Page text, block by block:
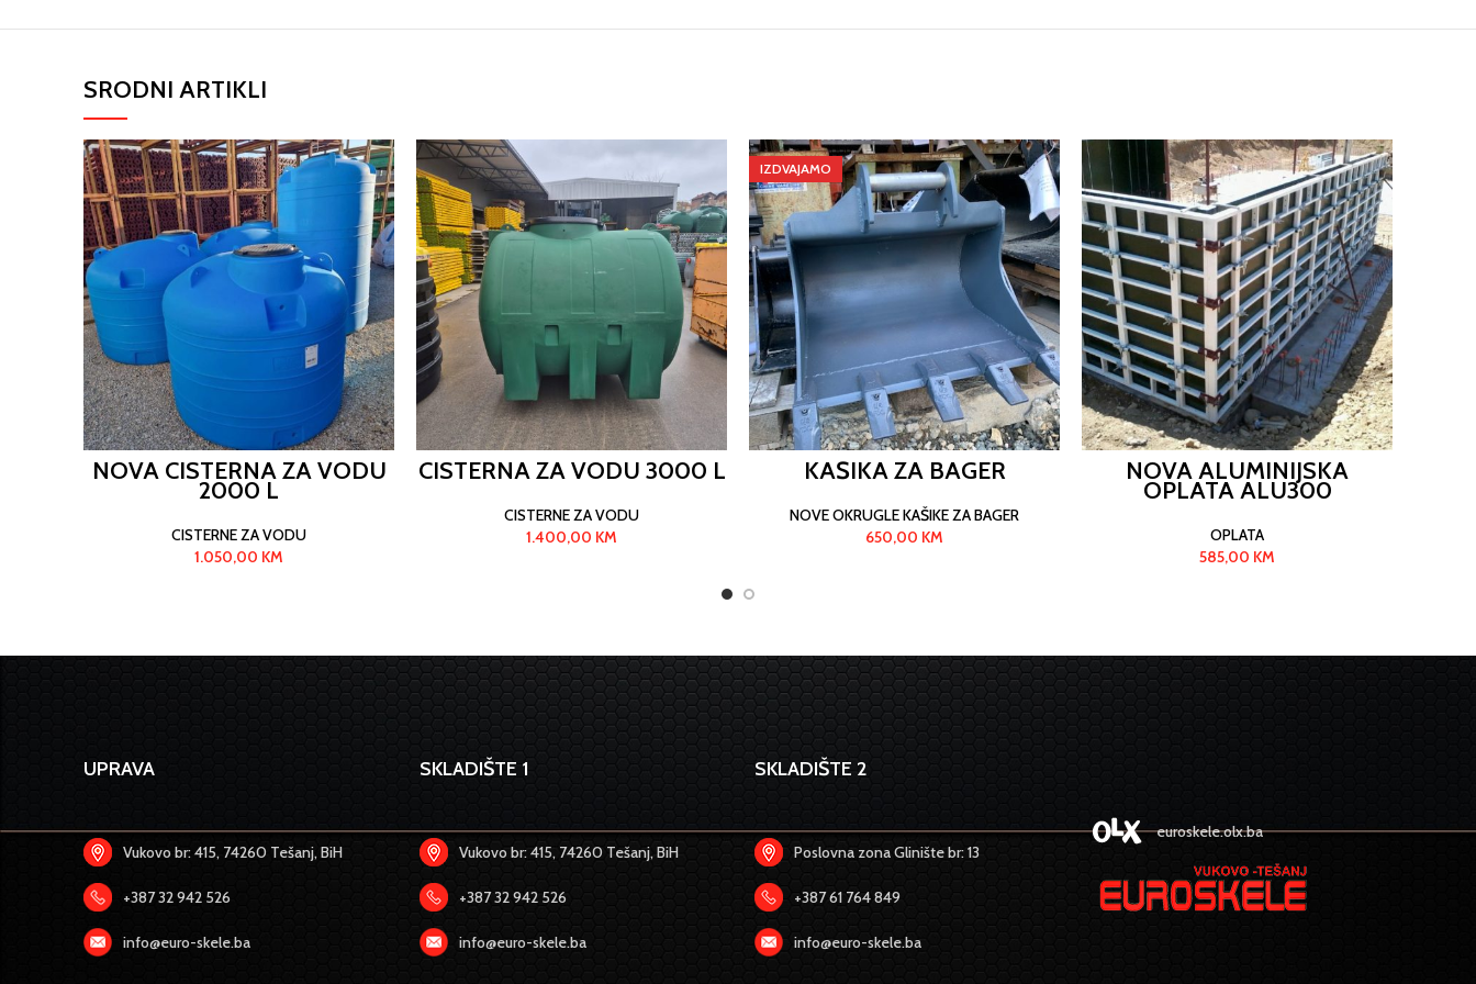
SRODNI ARTIKLI
NOVA CISTERNA ZA VODU
2000 L
CISTERNE ZA VODU
1.050,00 KM
CISTERNA ZA VODU 3000 L
CISTERNE ZA VODU
1.400,00 KM
IZDVAJAMO
KAŠIKA ZA BAGER
NOVE OKRUGLE KAŠIKE ZA BAGER
650,00 KM
NOVA ALUMINIJSKA
OPLATA ALU300
OPLATA
585,00 KM
UPRAVA
Vukovo br: 415, 74260 Tešanj, BiH
+387 32 942 526
info@euro-skele.ba
SKLADIŠTE 1
Vukovo br: 415, 74260 Tešanj, BiH
+387 32 942 526
info@euro-skele.ba
SKLADIŠTE 2
Poslovna zona Glinište br: 13
+387 61 764 849
info@euro-skele.ba
euroskele.olx.ba